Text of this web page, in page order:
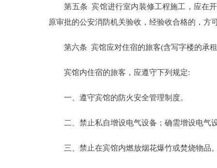
第五条 宾馆进行室内装修工程施工，应在开
原审批的公安消防机关验收，经验收合格的，方
第六条 宾馆应对住宿的旅客(含写字楼的承租
宾馆内住宿的旅客，应遵守下列规定:
一、遵守宾馆的防火安全管理制度。
二、禁止私自增设电气设备；确需增设电气
三、禁止在宾馆内燃放烟花爆竹或焚烧物品